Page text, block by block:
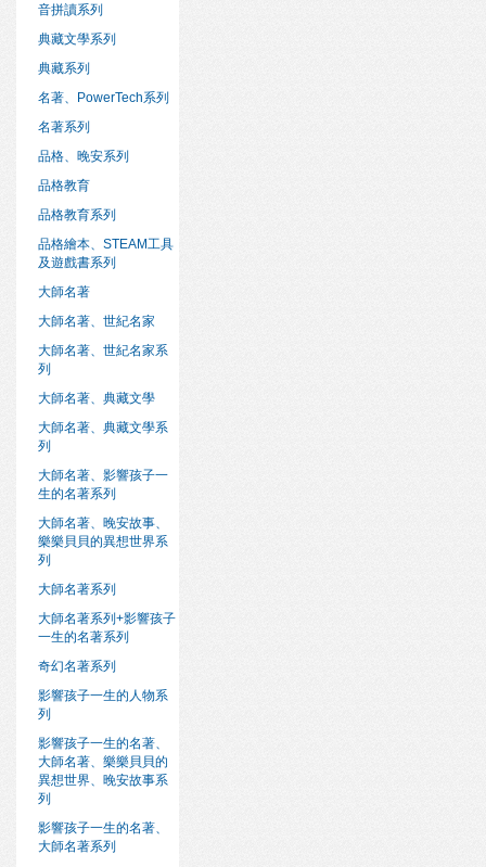
音拼讀系列
典藏文學系列
典藏系列
名著、PowerTech系列
名著系列
品格、晚安系列
品格教育
品格教育系列
品格繪本、STEAM工具
及遊戲書系列
大師名著
大師名著、世紀名家
大師名著、世紀名家系
列
大師名著、典藏文學
大師名著、典藏文學系
列
大師名著、影響孩子一
生的名著系列
大師名著、晚安故事、
樂樂貝貝的異想世界系
列
大師名著系列
大師名著系列+影響孩子
一生的名著系列
奇幻名著系列
影響孩子一生的人物系
列
影響孩子一生的名著、
大師名著、樂樂貝貝的
異想世界、晚安故事系
列
影響孩子一生的名著、
大師名著系列